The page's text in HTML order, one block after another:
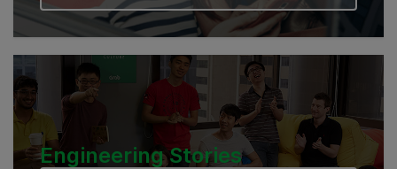
Engineering Stories